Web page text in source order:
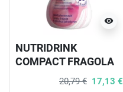
visibility
NUTRIDRINK
COMPACT FRAGOLA
4X125 ML20,79 € 17,13 €